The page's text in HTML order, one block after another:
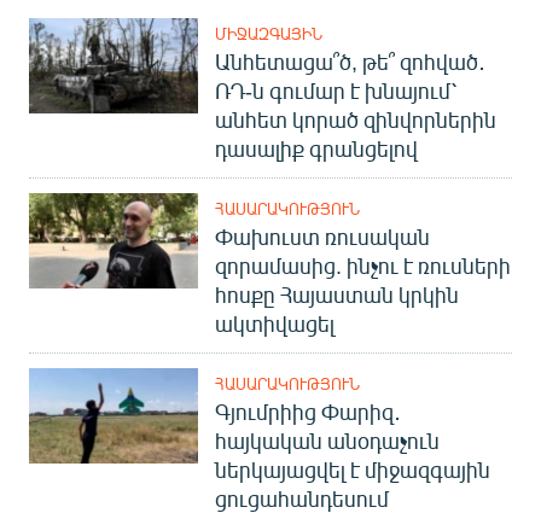
ՄԻՋԱԶԳԱՅԻՆ
Անհետացա՞ծ, թե՞ զոհված․
ՌԴ-ն գումար է խնայում՝
անհետ կորած զինվորներին
դասալիք գրանցելով
ՀԱՍԱՐԱԿՈՒԹՅՈՒՆ
Փախուստ ռուսական
զորամասից. ինչու է ռուսների
հոսքը Հայաստան կրկին
ակտիվացել
ՀԱՍԱՐԱԿՈՒԹՅՈՒՆ
Գյումրիից Փարիզ․
հայկական անօդաչուն
ներկայացվել է միջազգային
ցուցահանդեսում